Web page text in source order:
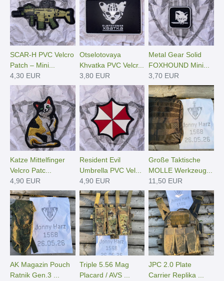
SCAR-H PVC Velcro
Patch – Mini...
4,30 EUR
Otselotovaya
Khvatka PVC Velcr...
3,80 EUR
Metal Gear Solid
FOXHOUND Mini...
3,70 EUR
Katze Mittelfinger
Velcro Patc...
4,90 EUR
Resident Evil
Umbrella PVC Vel...
4,90 EUR
Große Taktische
MOLLE Werkzeug...
11,50 EUR
AK Magazin Pouch
Ratnik Gen.3 ...
Triple 5.56 Mag
Placard / AVS ...
JPC 2.0 Plate
Carrier Replika ...